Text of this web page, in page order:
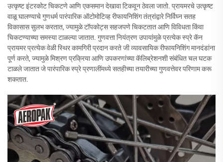
उत्कृष्ट इंटरकोट चिकटणे आणि एकसमान देखावा टिकवून ठेवला जातो. प्रायमरचे उत्कृष्ट
वाळू घालण्याचे गुणधर्म पारंपारिक ऑटोमोटिव्ह रीफायनिशिंग तंत्रांद्वारे निर्विघ्न सतह
विकासास सुलभ करतात, ज्यामुळे टॉपकोट्स सहजपणे चिकटतात आणि विविधता किंवा
चिकटण्याच्या समस्या टाळल्या जातात. गुणवत्ता नियंत्रण उपायांमुळे प्रत्येक स्प्रे कॅन
प्रायमर प्रत्येक वेळी स्थिर कामगिरी प्रदान करते जी व्यावसायिक रीफायनिशिंग मानदंडांना
पूर्ण करते, ज्यामुळे मिश्रण प्रक्रिया आणि उपकरणांच्या कॅलिब्रेशनशी संबंधित चल घटक
टाळले जातात जे पारंपारिक स्प्रे प्रणालींमध्ये सतहीच्या तयारीच्या गुणवत्तेवर परिणाम करू
शकतात.